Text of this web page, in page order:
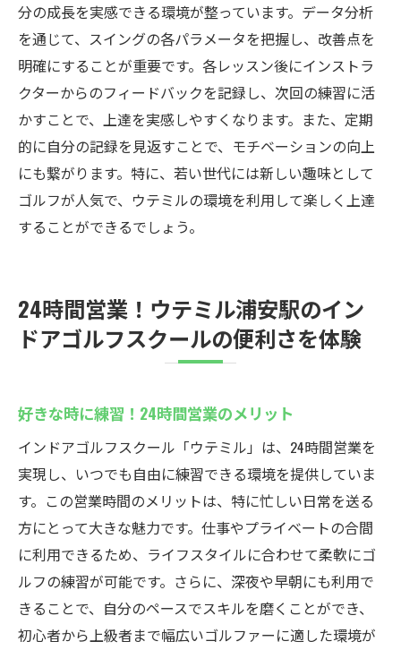
分の成長を実感できる環境が整っています。データ分析
を通じて、スイングの各パラメータを把握し、改善点を
明確にすることが重要です。各レッスン後にインストラ
クターからのフィードバックを記録し、次回の練習に活
かすことで、上達を実感しやすくなります。また、定期
的に自分の記録を見返すことで、モチベーションの向上
にも繋がります。特に、若い世代には新しい趣味として
ゴルフが人気で、ウテミルの環境を利用して楽しく上達
することができるでしょう。
24時間営業！ウテミル浦安駅のイン
ドアゴルフスクールの便利さを体験
好きな時に練習！24時間営業のメリット
インドアゴルフスクール「ウテミル」は、24時間営業を
実現し、いつでも自由に練習できる環境を提供していま
す。この営業時間のメリットは、特に忙しい日常を送る
方にとって大きな魅力です。仕事やプライベートの合間
に利用できるため、ライフスタイルに合わせて柔軟にゴ
ルフの練習が可能です。さらに、深夜や早朝にも利用で
きることで、自分のペースでスキルを磨くことができ、
初心者から上級者まで幅広いゴルファーに適した環境が